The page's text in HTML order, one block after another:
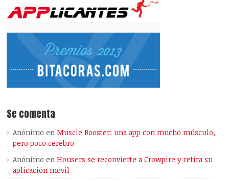
Se comenta
Anónimo enMuscle Booster: una app con mucho músculo,
pero poco cerebro
Anónimo enHousers se reconvierte a Crowpire y retira su
aplicación móvil